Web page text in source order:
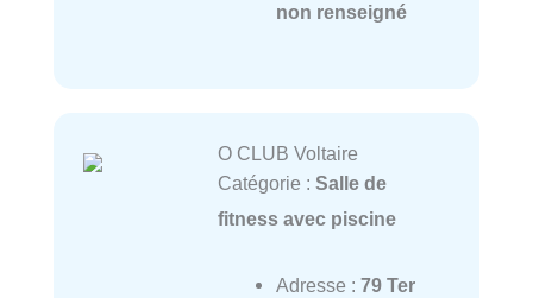
non renseigné
O CLUB Voltaire
Catégorie : Salle de
fitness avec piscine
Adresse : 79 Ter